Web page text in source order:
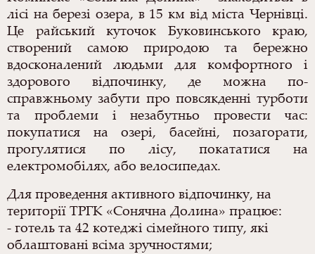
лісі на березі озера, в 15 км від міста Чернівці.
Це райський куточок Буковинського краю,
створений самою природою та бережно
вдосконалений людьми для комфортного і
здорового відпочинку, де можна по-
справжньому забути про повсякденні турботи
та проблеми і незабутньо провести час:
покупатися на озері, басейні, позагорати,
прогулятися по лісу, покататися на
електромобілях, або велосипедах.
Для проведення активного відпочинку, на
території ТРГК «Сонячна Долина» працює:
- готель та 42 котеджі сімейного типу, які
облаштовані всіма зручностями;